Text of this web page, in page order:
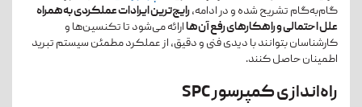
گام‌به‌گام تشریح شده و در ادامه،رایج‌ترین ایرادات عملکردی به‌همراه
علل احتمالی و راهکارهای رفع آن‌هاارائه می‌شود تا تکنسین‌ها و
کارشناسان بتوانند با دیدی فنی و دقیق، از عملکرد مطمئن سیستم تبرید
اطمینان حاصل کنند.
راه‌اندازی کمپرسور SPC